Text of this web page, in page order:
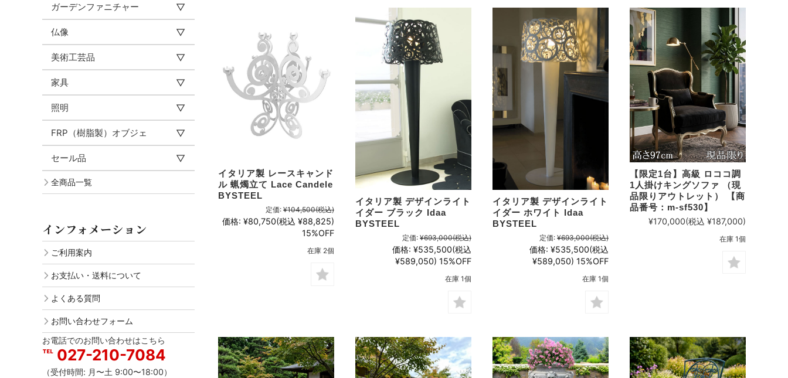
イタリア製 レースキャンド
ル 蝋燭立て Lace Candele
BYSTEEL
定価: ¥104,500(税込)
価格: ¥80,750(税込 ¥88,825)
15%OFF
在庫 2個
イタリア製 デザインライト
イダー ブラック Idaa
BYSTEEL
定価: ¥693,000(税込)
価格: ¥535,500(税込
¥589,050) 15%OFF
在庫 1個
イタリア製 デザインライト
イダー ホワイト Idaa
BYSTEEL
定価: ¥693,000(税込)
価格: ¥535,500(税込
¥589,050) 15%OFF
在庫 1個
【限定1台】高級 ロココ調
1人掛けキングソファ （現
品限りアウトレット） 【商
品番号：m-sf530】
¥170,000(税込 ¥187,000)
在庫 1個
ガーデンファニチャー
仏像
美術工芸品
家具
照明
FRP（樹脂製）オブジェ
セール品
全商品一覧
インフォメーション
ご利用案内
お支払い・送料について
よくある質問
お問い合わせフォーム
お電話でのお問い合わせはこちら
027-210-7084
（受付時間: 月〜土 9:00〜18:00）